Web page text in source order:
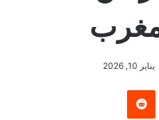
يناير 10, 2026